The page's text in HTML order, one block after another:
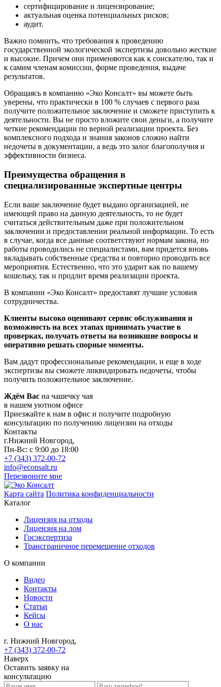
сертифицирование и лицензирование;
актуальная оценка потенциальных рисков;
аудит.
Важно помнить, что требования к проведению
государственной экологической экспертизы довольно жесткие
и высокие. Причем они применяются как к соискателю, так и
к самим членам комиссии, форме проведения, выдаче
результатов.
Обращаясь в компанию «Эко Консалт» вы можете быть
уверены, что практически в 100 % случаев с первого раза
получите положительное заключение и сможете приступить к
деятельности. Вы не просто вложите свои деньги, а получите
четкие рекомендации по верной реализации проекта. Без
комплексного подхода и знания законов сложно найти
недочеты в документации, а ведь это залог благополучия и
эффективности бизнеса.
Преимущества обращения в
специализированные экспертные центры
Если ваше заключение будет выдано организацией, не
имеющей право на данную деятельность, то не будет
считаться действительным даже при положительном
заключении и предоставлении реальной информации. То есть
в случае, когда все данные соответствуют нормам закона, но
работы проводились не специалистами, вам придется вновь
вкладывать собственные средства и повторно проводить все
мероприятия. Естественно, что это ударит как по вашему
кошельку, так и продлит время реализации проекта.
В компании «Эко Консалт» предоставят лучшие условия
сотрудничества.
Клиенты высоко оценивают сервис обслуживания и
возможность на всех этапах принимать участие в
проверках, получать ответы на возникшие вопросы и
оперативно решать спорные моменты.
Вам дадут профессиональные рекомендации, и еще в ходе
экспертизы вы сможете ликвидировать недочеты, чтобы
получить положительное заключение.
Ждём Вас на чашечку чая
в нашем уютном офисе
Приезжайте к нам в офис и получите подробную
консультацию по получению лицензии на отходы
Контакты
г.Нижний Новгород,
Пн-Вс: с 9:00 до 18:00
+7 (343) 372-00-72
info@econsalt.ru
Перезвоните мне
Карта сайта Политика конфиденциальности
Каталог
Лицензия на отходы
Лицензия на лом
Госэкспертиза
Трансграничное перемещение отходов
О компании
Видео
Контакты
Новости
Статьи
Кейсы
О нас
г. Нижний Новгород,
+7 (343) 372-00-72
Наверх
Оставить заявку на
консультацию